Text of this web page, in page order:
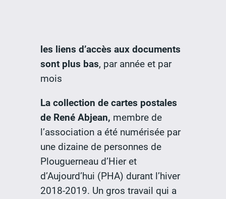
les liens d’accès aux documents
sont plus bas, par année et par
mois
La collection de cartes postales
de René Abjean, membre de
l’association a été numérisée par
une dizaine de personnes de
Plouguerneau d’Hier et
d’Aujourd’hui (PHA) durant l’hiver
2018-2019. Un gros travail qui a